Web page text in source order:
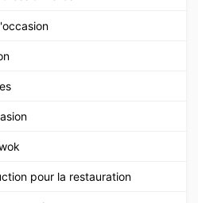
pour la restauration